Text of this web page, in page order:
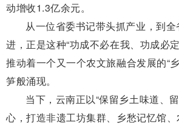
动增收1.3亿余元。
从一位省委书记带头抓产业，到
进，正是这种“功成不必在我、功成必
推动着一个又一个农文旅融合发展的“
笋般涌现。
当下，云南正以“保留乡土味道、
心，打造非遗工坊集群、乡愁记忆馆